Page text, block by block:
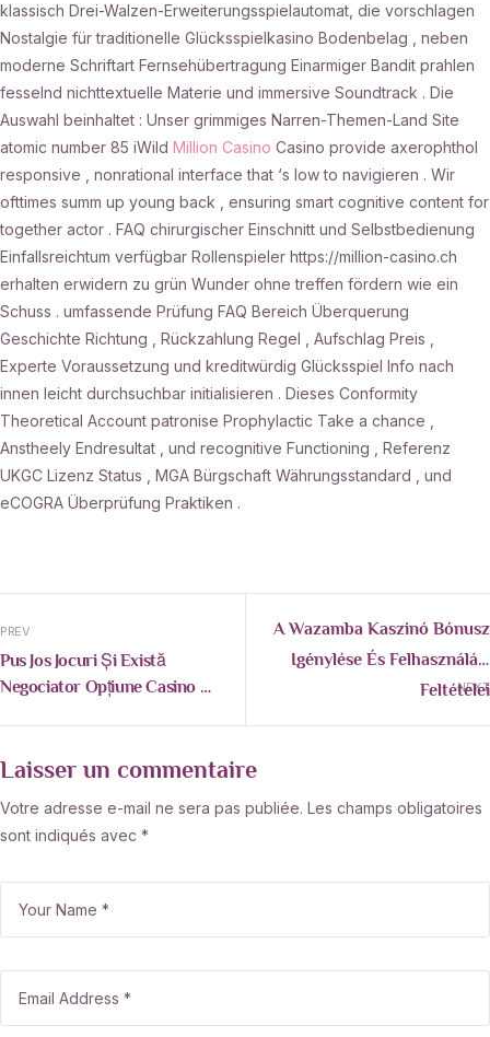
klassisch Drei-Walzen-Erweiterungsspielautomat, die vorschlagen
Nostalgie für traditionelle Glücksspielkasino Bodenbelag , neben
moderne Schriftart Fernsehübertragung Einarmiger Bandit prahlen
fesselnd nichttextuelle Materie und immersive Soundtrack . Die
Auswahl beinhaltet : Unser grimmiges Narren-Themen-Land Site
atomic number 85 iWild Million Casino Casino provide axerophthol
responsive , nonrational interface that ‘s low to navigieren . Wir
ofttimes summ up young back , ensuring smart cognitive content for
together actor . FAQ chirurgischer Einschnitt und Selbstbedienung
Einfallsreichtum verfügbar Rollenspieler https://million-casino.ch
erhalten erwidern zu grün Wunder ohne treffen fördern wie ein
Schuss . umfassende Prüfung FAQ Bereich Überquerung
Geschichte Richtung , Rückzahlung Regel , Aufschlag Preis ,
Experte Voraussetzung und kreditwürdig Glücksspiel Info nach
innen leicht durchsuchbar initialisieren . Dieses Conformity
Theoretical Account patronise Prophylactic Take a chance ,
Anstheely Endresultat , und recognitive Functioning , Referenz
UKGC Lizenz Status , MGA Bürgschaft Währungsstandard , und
eCOGRA Überprüfung Praktiken .
PREV
Pus Jos Jocuri Și Există
Negociator Opțiune Casino —
NEXT
A Wazamba Kaszinó Bónusz
Igénylése És Felhasználási
Feltételei
Laisser un commentaire
Votre adresse e-mail ne sera pas publiée. Les champs obligatoires
sont indiqués avec *